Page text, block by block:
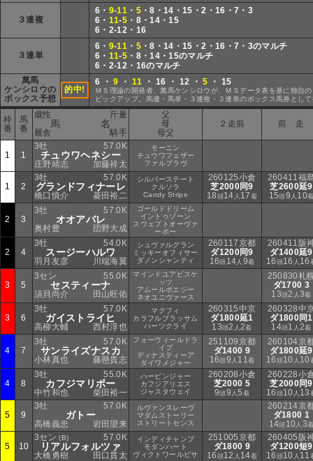
３連複
6・ 9-11 ・ 5・8・14・15・2・16・7・3
6・ 11-5 ・8・14・15
6・2-12・16
３連単
6・ 9-11 ・ 5・8・14・15・2・16・7・3のマルチ
6・ 11-5 ・8・14・15のマルチ
6・2-12・16のマルチ
萬馬
ケンシロウの
ボックス予想
的中!
6 ・9 ・ 11 ・ 16 ・ 12 ・5 ・ 15
ＭＳ理論の開発者、萬馬ケンシロウが、ＭＳデータ表を基に独自
ピックアップ。馬連・馬単・３連複・３連単のボックス馬券とし
枠
番
馬
番
斤量
歳性
馬 名
厩舎 騎手
父
母
母父
２走前 前 走
1 1
57.0K
3牡
チュウワヘネシー
庄野靖志 加藤祥太
モーニン
チュウワフェザー
ファルブラヴ
1 2
57.0K
3牡
グランドフィナーレ
橋口慎介 菱田裕二
シルバーステート
クルソラ
Candy Stripe
260125小倉
芝2000同9
18 頭14 人 17 着
260411福
芝2600延9
15頭9 人 10
2 3
57.0K
3牡
オオアバレ
奥村豊 団野大成
ゴールドドリーム
イントゥゾーン
スウェプトオーヴァ
ーボー
2 4
54.0K
3牡
スージーハルワ
羽月友彦 川端海翼
シュヴァルグラン
ミッキーオフィサー
ダノンシャンティ
260117京都
ダ1200同9
16頭 14 人 9着
260411阪
ダ1400延9
16 頭16 人 16
3 5
55.0K
3セン
セスティーナ
須貝尚介 田山旺佑
マインドユアビスケ
ッツ
アムールポエジー
ネオユニヴァース
250830札
ダ1700 3
13頭2 人3着
3 6
57.0K
3牡
ガイストライヒ
高柳大輔 西村淳也
マクフィ
カラフルブラッサム
ハーツクライ
260315中京
ダ1800延1
13頭2 人2着
260328中
ダ1800同1
14頭1 人2着
4 7
57.0K
3牡
サンライズナスカ
小林真也 藤懸貴志
フォーウィールドラ
イブ
ディナスティーア
ダイワメジャー
251109京都
ダ1400 9
16頭9 人 11着
260104京
ダ1800延9
16 頭10 人 10
4 8
55.0K
3牡
カフジマリボー
中竹和也 柴田裕一
ハービンジャー
カフジアリエス
ジャスタウェイ
260208小倉
芝2000 5
9頭9 人5 着
260228小
芝2000同9
16 頭10 人 13
5 9
57.0K
3牡
ガトー
高橋義忠 岩田望来
ルヴァンスレーヴ
マダムストーリー
ストリートセンス
260214京
ダ1800 1
14頭 10 人 3
5 10
57.0K
3セン (B)
リアルフォルツァ
大橋勇樹 田口貫太
インディチャンプ
モダンハート
ヴィクトワールピサ
251005京都
ダ1800 9
16 頭12 人 14着
260405阪
ダ1200短9
16 頭10 人 11